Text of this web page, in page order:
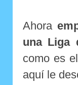
Ahora
una Liga
como es
aquí le